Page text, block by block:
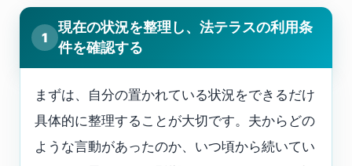
1
現在の状況を整理し、法テラスの利用条
件を確認する
まずは、自分の置かれている状況をできるだけ
具体的に整理することが大切です。夫からどの
ような言動があったのか、いつ頃から続いてい